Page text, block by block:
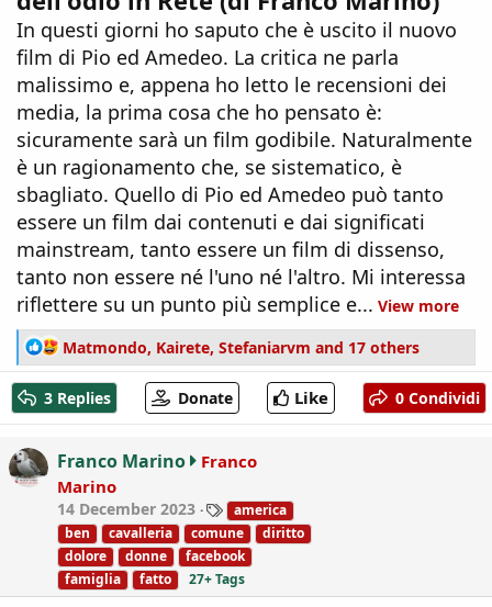
In questi giorni ho saputo che è uscito il nuovo
film di Pio ed Amedeo. La critica ne parla
malissimo e, appena ho letto le recensioni dei
media, la prima cosa che ho pensato è:
sicuramente sarà un film godibile. Naturalmente
è un ragionamento che, se sistematico, è
sbagliato. Quello di Pio ed Amedeo può tanto
essere un film dai contenuti e dai significati
mainstream, tanto essere un film di dissenso,
tanto non essere né l'uno né l'altro. Mi interessa
riflettere su un punto più semplice e... View more
R
e
a
c
t
i
o
n
s
Matmondo, Kairete, Stefaniarvm and 17 others
3 Replies Donate Like 0 Condividi
Franco Marino
Franco
Marino
14 December 2023
T
a
g
s
america
ben
cavalleria comune
diritto
dolore
donne
facebook
famiglia
fatto 27+ Tags